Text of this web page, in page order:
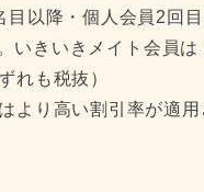
目以降・個人会員2回
いきいきメイト会員
れも税抜）
より高い割引率が適用